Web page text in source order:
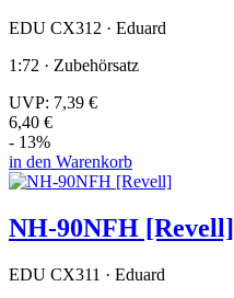
EDU CX312 · Eduard
1:72 · Zubehörsatz
UVP: 7,39 €
6,40 €
- 13%
in den Warenkorb
NH-90NFH [Revell]
EDU CX311 · Eduard